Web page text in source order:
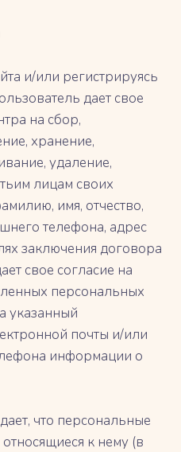
и/или регистрируясь
дает свое
на сбор,
хранение,
удаление,
лицам своих
имя, отчество,
телефона, адрес
заключения договора
свое согласие на
персональных
указанный
почты и/или
информации о
что персональные
к нему (в